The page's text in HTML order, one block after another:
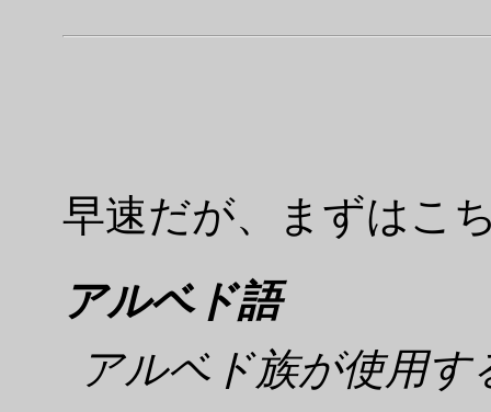
早速だが、まずはこ
アルベド語
アルベド族が使用